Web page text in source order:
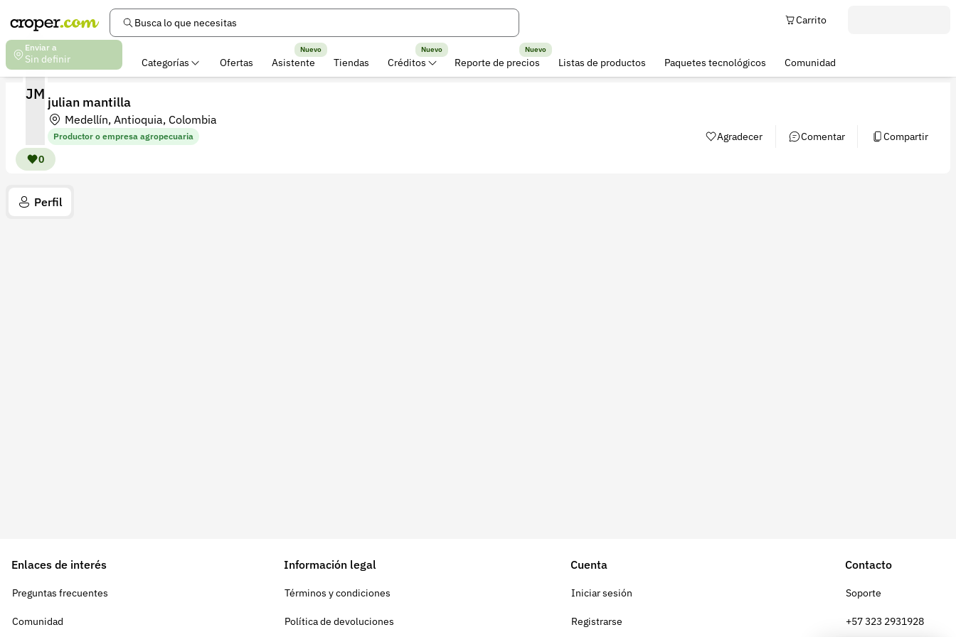
Busca lo que necesitas
Enviar a
Sin definir
Carrito
Categorías Ofertas Asistente
Nuevo
Tiendas Créditos
Nuevo
Reporte de precios
Nuevo
Listas de productos Paquetes tecnológicos Comunidad
JM
0
julian mantilla
Medellín, Antioquia, Colombia
Productor o empresa agropecuaria Agradecer Comentar Compartir
Perfil
Enlaces de interés
Preguntas frecuentes
Comunidad
Información legal
Términos y condiciones
Política de devoluciones
Cuenta
Iniciar sesión
Registrarse
Contacto
Soporte
+57 323 2931928